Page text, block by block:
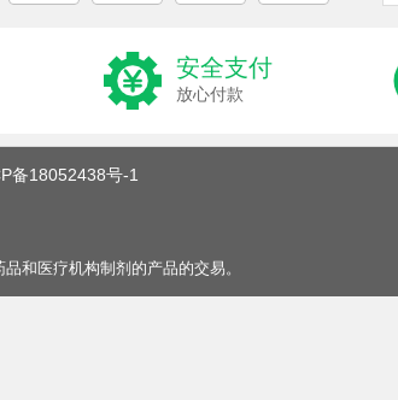
安全支付
放心付款
备18052438号-1
和医疗机构制剂的产品的交易。